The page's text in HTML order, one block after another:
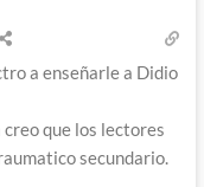
a enseñarle a Didio
que los lectores
secundario.